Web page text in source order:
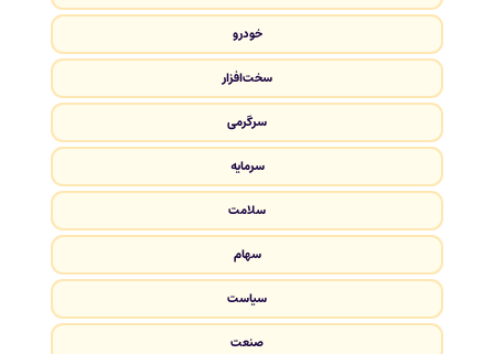
خودرو
سخت‌افزار
سرگرمی
سرمایه
سلامت
سهام
سیاست
صنعت